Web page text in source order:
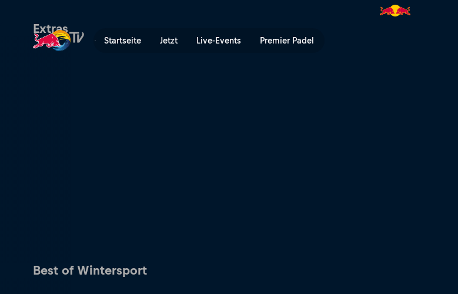
Startseite Jetzt Live-Events Premier Padel
Extras
Best of Wintersport